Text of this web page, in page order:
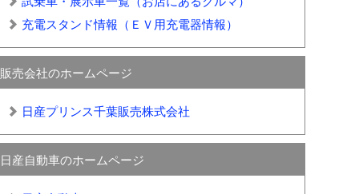
充電スタンド情報（ＥＶ用充電器情報）
販売会社のホームページ
日産プリンス千葉販売株式会社
日産自動車のホームページ